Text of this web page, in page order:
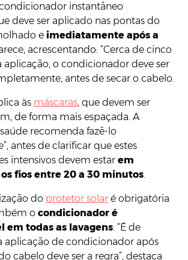
instantâneo
deve ser aplicado nas pontas do
e imediatamente após a
acrescentando: “Cerca de cinco
aplicação, o condicionador deve ser
antes de secar o cabelo.
às máscaras, que devem ser
de forma mais espaçada. A
recomenda fazê-lo
antes de clarificar que estes
intensivos devem estar em
fios entre 20 a 30 minutos.
do protetor solar é obrigatória
o condicionador é
em todas as lavagens. “É de
aplicação de condicionador após
cabelo deve ser a regra”, destaca